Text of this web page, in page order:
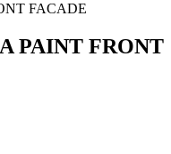
FACADE
PAINT FRONT